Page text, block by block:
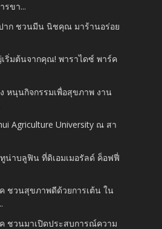
รขา...
ปาก ชวนมีน นิชคุณ มาร้านอร่อย
ริ่มต้นจากคุณ! พาราไดซ์ พาร์ค
หนุนกิจกรรมเพื่อสุขภาพ งาน
Agriculture University ณ สา
น่าบลูฟิน ที่ดิเอมเมอรัลด์ ค็อฟฟี่
ชวนสุขภาพดีด้วยการเต้น ใน
ชวนมาเปิดประสบการณ์ความ